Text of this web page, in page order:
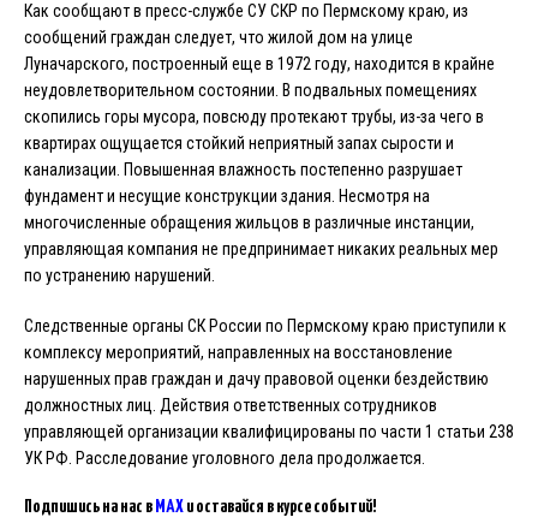
Как сообщают в пресс-службе СУ СКР по Пермскому краю, из
сообщений граждан следует, что жилой дом на улице
Луначарского, построенный еще в 1972 году, находится в крайне
неудовлетворительном состоянии. В подвальных помещениях
скопились горы мусора, повсюду протекают трубы, из-за чего в
квартирах ощущается стойкий неприятный запах сырости и
канализации. Повышенная влажность постепенно разрушает
фундамент и несущие конструкции здания. Несмотря на
многочисленные обращения жильцов в различные инстанции,
управляющая компания не предпринимает никаких реальных мер
по устранению нарушений.
Следственные органы СК России по Пермскому краю приступили к
комплексу мероприятий, направленных на восстановление
нарушенных прав граждан и дачу правовой оценки бездействию
должностных лиц. Действия ответственных сотрудников
управляющей организации квалифицированы по части 1 статьи 238
УК РФ. Расследование уголовного дела продолжается.
Подпишись на нас в MAX и оставайся в курсе событий!